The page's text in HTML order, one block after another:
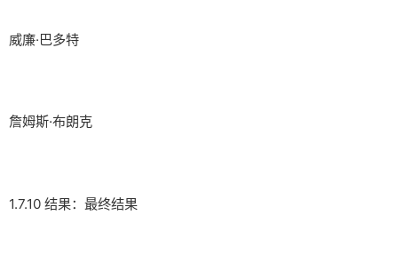
威廉·巴多特
詹姆斯·布朗克
1.7.10 结果：最终结果